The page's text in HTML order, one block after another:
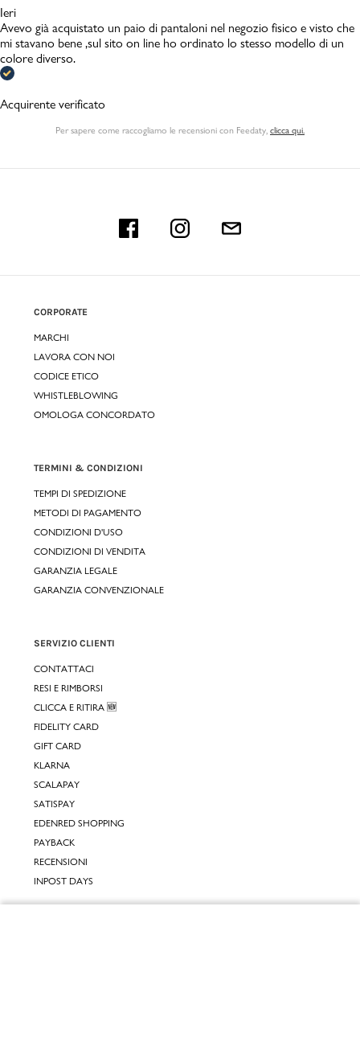
Ieri
Avevo già acquistato un paio di pantaloni nel negozio fisico e visto che
mi stavano bene ,sul sito on line ho ordinato lo stesso modello di un
colore diverso.
Acquirente verificato
Per sapere come raccogliamo le recensioni con Feedaty, clicca qui.
CORPORATE
MARCHI
LAVORA CON NOI
CODICE ETICO
WHISTLEBLOWING
OMOLOGA CONCORDATO
TERMINI & CONDIZIONI
TEMPI DI SPEDIZIONE
METODI DI PAGAMENTO
CONDIZIONI D'USO
CONDIZIONI DI VENDITA
GARANZIA LEGALE
GARANZIA CONVENZIONALE
SERVIZIO CLIENTI
CONTATTACI
RESI E RIMBORSI
CLICCA E RITIRA 🆕
FIDELITY CARD
GIFT CARD
KLARNA
SCALAPAY
SATISPAY
EDENRED SHOPPING
PAYBACK
RECENSIONI
INPOST DAYS